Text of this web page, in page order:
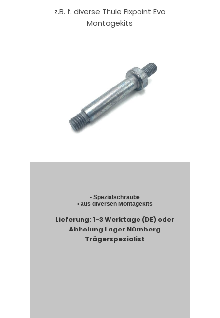
z.B. f. diverse Thule Fixpoint Evo
Montagekits
• Spezialschraube
• aus diversen Montagekits
Lieferung: 1-3 Werktage (DE) oder
Abholung Lager Nürnberg
Trägerspezialist